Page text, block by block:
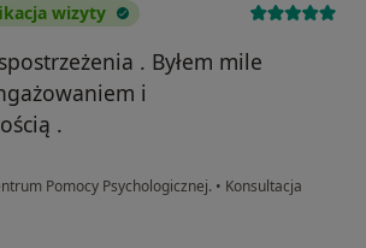
wizyty
. Byłem mile
i
.
Pomocy Psychologicznej. • Konsultacja